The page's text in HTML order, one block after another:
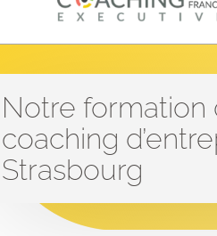
Notre formation
coaching
Strasbourg